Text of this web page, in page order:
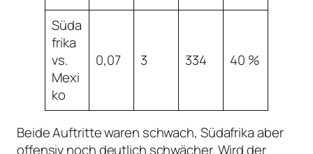
Süda
frika
vs.
Mexi
ko
0,07 3 334 40 %
Beide Auftritte waren schwach, Südafrika aber
offensiv noch deutlich schwächer. Wird der